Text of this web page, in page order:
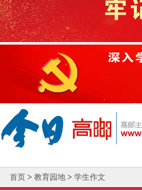
首页 > 教育园地 > 学生作文